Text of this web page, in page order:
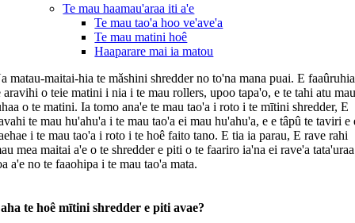
Te mau haamau'araa iti a'e
Te mau tao'a hoo ve'ave'a
Te mau matini hoê
Haaparare mai ia matou
matau-maitai-hia te mǎshini shredder no to'na mana puai. E faaûruhia
aravihi o teie matini i nia i te mau rollers, upoo tapa'o, e te tahi atu
o te matini. Ia tomo ana'e te mau tao'a i roto i te mītini shredder, E
te mau hu'ahu'a i te mau tao'a ei mau hu'ahu'a, e e tâpû te taviri e
i te mau tao'a i roto i te hoê faito tano. E tia ia parau, E rave rahi
mea maitai a'e o te shredder e piti o te faariro ia'na ei rave'a tata'uraa
a'e no te faaohipa i te mau tao'a mata.
te hoê mītini shredder e piti avae?